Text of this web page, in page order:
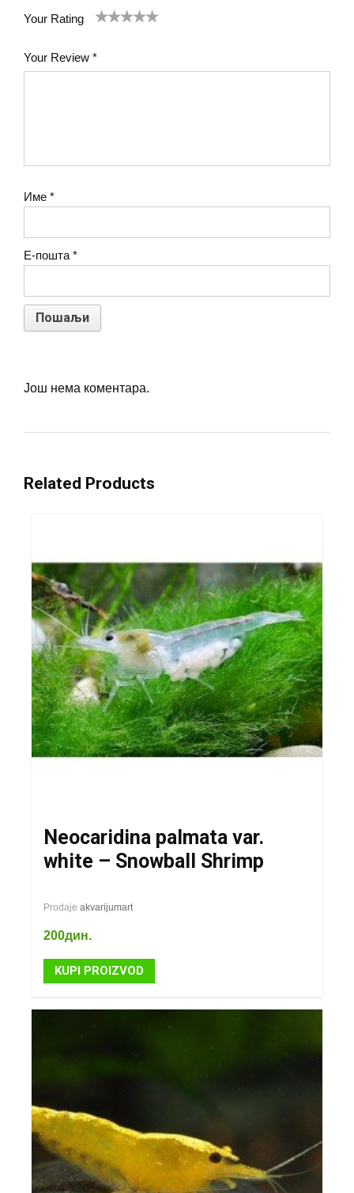
Your Rating
Your Review *
Име *
Е-пошта *
Још нема коментара.
Related Products
Neocaridina palmata var.
white – Snowball Shrimp
Prodaje akvarijumart
200дин.
KUPI PROIZVOD